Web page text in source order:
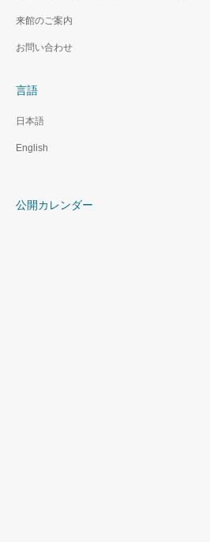
来館のご案内
お問い合わせ
言語
日本語
English
公開カレンダー